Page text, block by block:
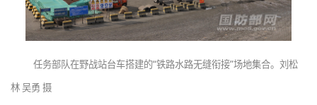
任务部队在野战站台车搭建的“铁路水路无缝衔接”场地集合。刘松
林 吴勇 摄